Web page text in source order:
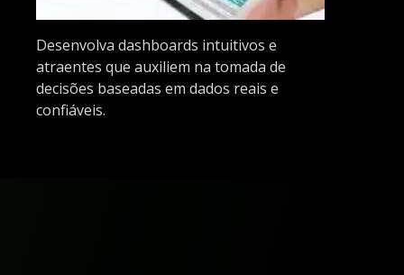
Desenvolva dashboards intuitivos e
atraentes que auxiliem na tomada de
decisões baseadas em dados reais e
confiáveis.